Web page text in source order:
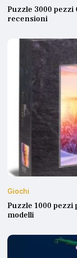
Puzzle 3000
recensioni
Giochi
Puzzle 1000 pezzi
modelli